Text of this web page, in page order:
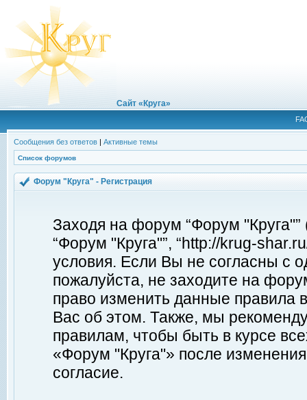
Сайт «Круга»
Сообщения без ответов | Активные темы
Список форумов
Форум "Круга" - Регистрация
Заходя на форум “Форум
“Форум "Круга"”, “http://krug-
условия. Если Вы не согласны с
пожалуйста, не заходите на
право изменить данные правила
Вас об этом. Также, мы
правилам, чтобы быть в курсе
«Форум "Круга"» после
согласие.